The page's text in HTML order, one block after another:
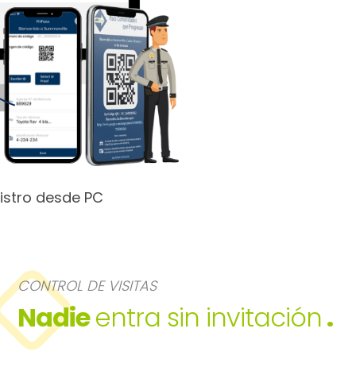
desde PC
CONTROL DE VISITAS
Nadieentra sin invitación.